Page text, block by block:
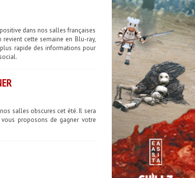
dans nos salles françaises
revient cette semaine en Blu-ray,
rapide des informations pour
salles obscures cet été. Il sera
proposons de gagner votre